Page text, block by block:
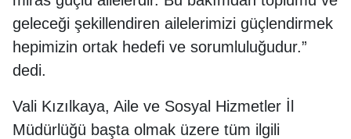
geleceği şekillendiren ailelerimizi güçlendirmek
hepimizin ortak hedefi ve sorumluluğudur.”
dedi.
Vali Kızılkaya, Aile ve Sosyal Hizmetler İl
Müdürlüğü başta olmak üzere tüm ilgili